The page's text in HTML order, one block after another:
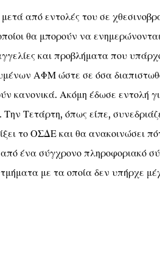
από εντολές του σε
θα μπορούν να
και προβλήματα που
ΑΦΜ ώστε σε όσα
κανονικά. Ακόμη έδωσε εντολή
Τετάρτη, όπως είπε,
το ΟΣΔΕ και θα ανακοινώσει
ένα σύγχρονο πληροφοριακό
με τα οποία δεν υπήρχε